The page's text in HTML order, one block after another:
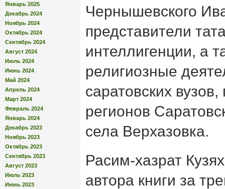
Январь 2025
Декабрь 2024
Ноябрь 2024
Октябрь 2024
Сентябрь 2024
Август 2024
Июль 2024
Июнь 2024
Май 2024
Апрель 2024
Март 2024
Февраль 2024
Январь 2024
Декабрь 2023
Ноябрь 2023
Октябрь 2023
Сентябрь 2023
Август 2023
Июль 2023
Июнь 2023
Чернышевского
представители
интеллигенции, а
религиозные
саратовских вузов,
регионов
села Верхазовка.
Расим-хазрат
автора книги за